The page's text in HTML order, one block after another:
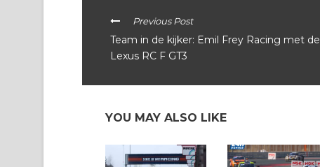
Previous Post
Team in de kijker: Emil Frey Racing met de
Lexus RC F GT3
YOU MAY ALSO LIKE